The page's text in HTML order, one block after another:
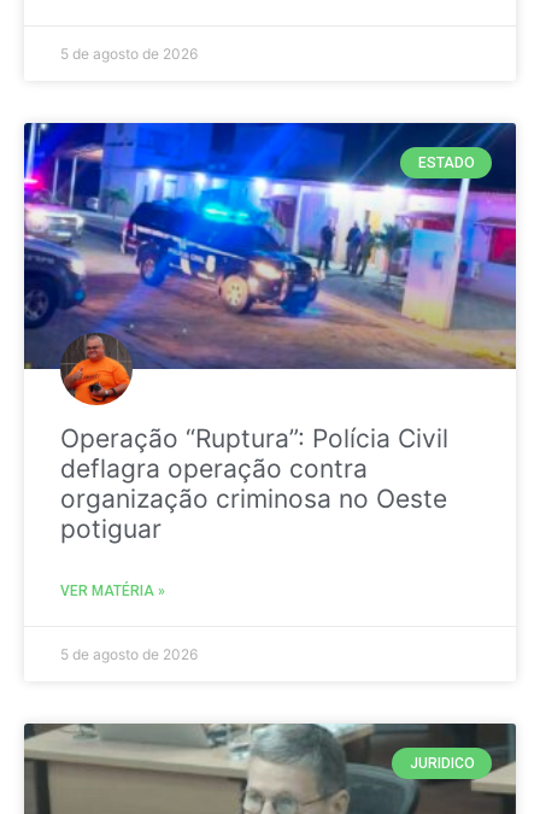
5 de agosto de 2026
ESTADO
Operação “Ruptura”: Polícia Civil
deflagra operação contra
organização criminosa no Oeste
potiguar
VER MATÉRIA »
5 de agosto de 2026
JURIDICO